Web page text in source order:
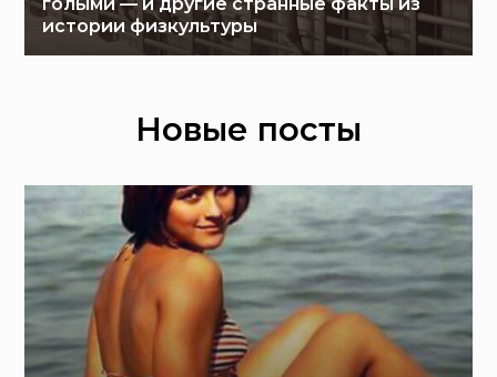
голыми — и другие странные факты из
истории физкультуры
Новые посты